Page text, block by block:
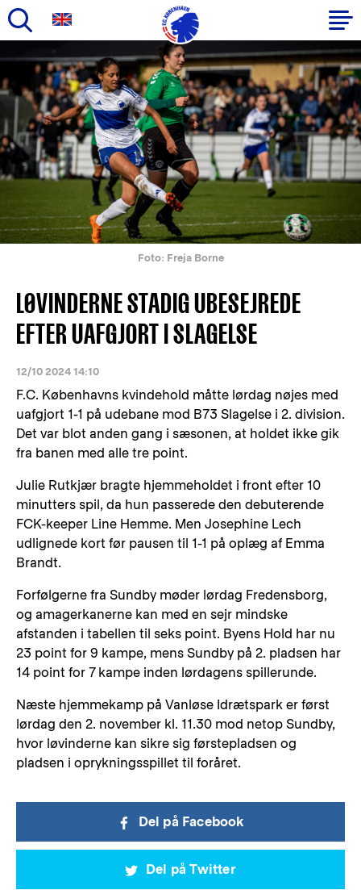
til
hovedindhold
Primær
navigation
Foto: Freja Borne
LØVINDERNE STADIG UBESEJREDE
EFTER UAFGJORT I SLAGELSE
12/10 2024 14:10
F.C. Københavns kvindehold måtte lørdag nøjes med
uafgjort 1-1 på udebane mod B73 Slagelse i 2. division.
Det var blot anden gang i sæsonen, at holdet ikke gik
fra banen med alle tre point.
Julie Rutkjær bragte hjemmeholdet i front efter 10
minutters spil, da hun passerede den debuterende
FCK-keeper Line Hemme. Men Josephine Lech
udlignede kort før pausen til 1-1 på oplæg af Emma
Brandt.
Forfølgerne fra Sundby møder lørdag Fredensborg,
og amagerkanerne kan med en sejr mindske
afstanden i tabellen til seks point. Byens Hold har nu
23 point for 9 kampe, mens Sundby på 2. pladsen har
14 point for 7 kampe inden lørdagens spillerunde.
Næste hjemmekamp på Vanløse Idrætspark er først
lørdag den 2. november kl. 11.30 mod netop Sundby,
hvor løvinderne kan sikre sig førstepladsen og
pladsen i oprykningsspillet til foråret.
Del på Facebook
Del på Twitter